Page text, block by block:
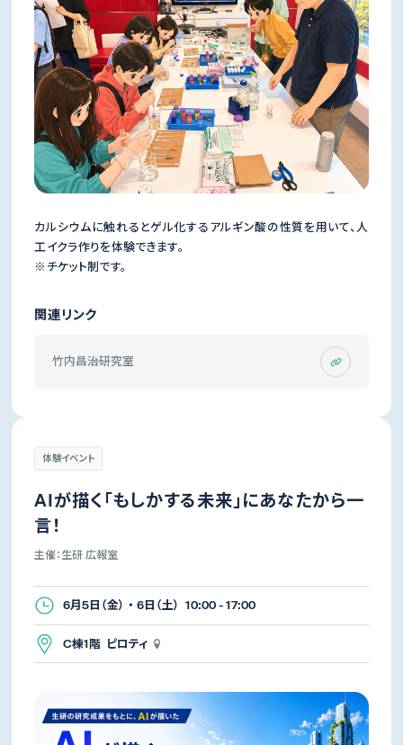
カルシウムに触れるとゲル化するアルギン酸の性質を用いて、人
工イクラ作りを体験できます。
※チケット制です。
関連リンク
竹内昌治研究室
体験イベント
AIが描く「もしかする未来」にあなたから一
言！
主催：生研 広報室
6月5日（金） ・ 6日（土） 10:00 - 17:00
C棟1階 ピロティ